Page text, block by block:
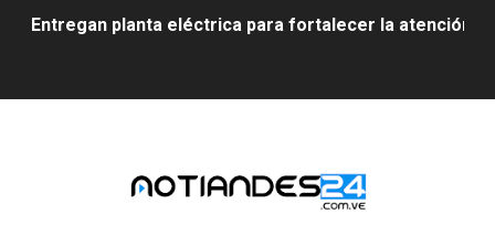
Entregan planta eléctrica para fortalecer la atención
Campo Elías avanza con plan de asfaltado